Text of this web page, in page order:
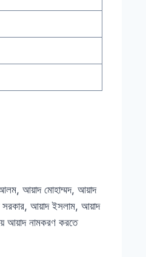
আয়াদ মোহাম্মদ, আয়াদ
সরকার, আয়াদ ইসলাম, আয়াদ
আয়াদ নামকরণ করতে